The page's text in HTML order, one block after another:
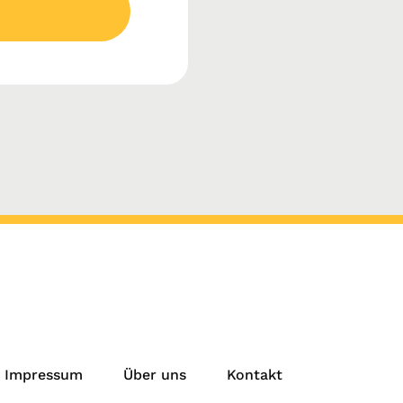
Impressum Über uns Kontakt